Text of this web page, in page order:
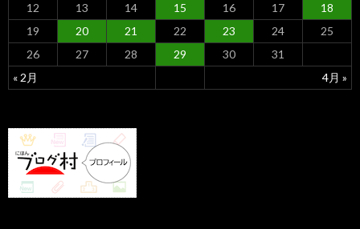
« 2月 4月 »
12
13 14 15 16 17
18
19
20 21 22 23 24
25
26
27 28 29 30 31